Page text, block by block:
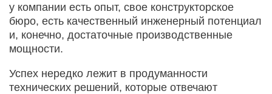
у компании есть опыт, свое конструкторское
бюро, есть качественный инженерный потенциал
и, конечно, достаточные производственные
мощности.
Успех нередко лежит в продуманности
технических решений, которые отвечают